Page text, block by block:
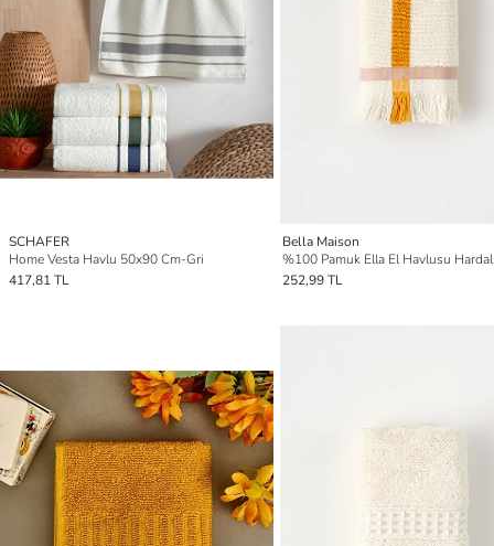
SCHAFER
Home Vesta Havlu 50x90 Cm-Gri
417,81 TL
Bella Maison
252,99 TL